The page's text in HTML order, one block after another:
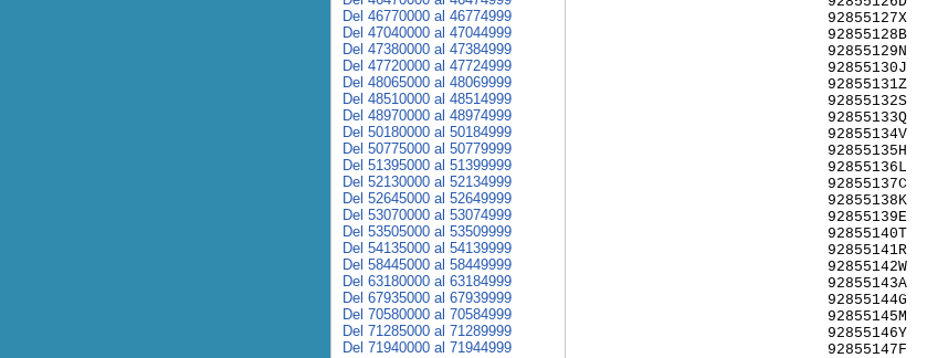
92855127X
92855128B
92855129N
92855130J
92855131Z
92855132S
92855133Q
92855134V
92855135H
92855136L
92855137C
92855138K
92855139E
92855140T
92855141R
92855142W
92855143A
92855144G
92855145M
92855146Y
92855147F
Del 46770000 al 46774999
Del 47040000 al 47044999
Del 47380000 al 47384999
Del 47720000 al 47724999
Del 48065000 al 48069999
Del 48510000 al 48514999
Del 48970000 al 48974999
Del 50180000 al 50184999
Del 50775000 al 50779999
Del 51395000 al 51399999
Del 52130000 al 52134999
Del 52645000 al 52649999
Del 53070000 al 53074999
Del 53505000 al 53509999
Del 54135000 al 54139999
Del 58445000 al 58449999
Del 63180000 al 63184999
Del 67935000 al 67939999
Del 70580000 al 70584999
Del 71285000 al 71289999
Del 71940000 al 71944999